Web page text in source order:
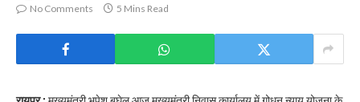
No Comments
5 Mins Read